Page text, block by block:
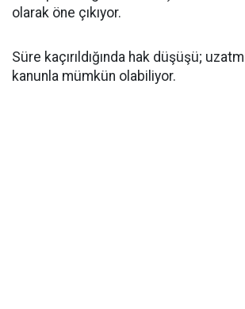
olarak öne çıkıyor.
Süre kaçırıldığında hak düşüşü;
kanunla mümkün olabiliyor.